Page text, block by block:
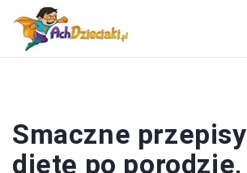
Smaczne
dietę po porodzie,